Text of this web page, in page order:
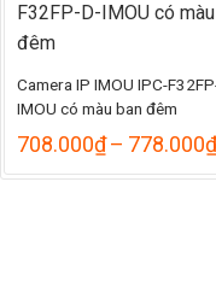
Camera IP IMOU IPC-
IMOU có màu ban đêm
708.000₫– 778.000₫